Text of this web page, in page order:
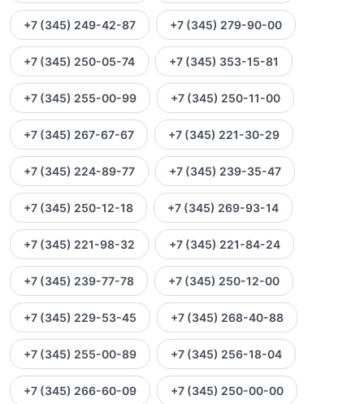
+7 (345) 249-42-87 +7 (345) 279-90-00
+7 (345) 250-05-74 +7 (345) 353-15-81
+7 (345) 255-00-99 +7 (345) 250-11-00
+7 (345) 267-67-67 +7 (345) 221-30-29
+7 (345) 224-89-77 +7 (345) 239-35-47
+7 (345) 250-12-18 +7 (345) 269-93-14
+7 (345) 221-98-32 +7 (345) 221-84-24
+7 (345) 239-77-78 +7 (345) 250-12-00
+7 (345) 229-53-45 +7 (345) 268-40-88
+7 (345) 255-00-89 +7 (345) 256-18-04
+7 (345) 266-60-09 +7 (345) 250-00-00